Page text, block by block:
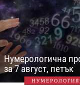
Нумерологична
за 7 август, петък
НУМЕРОЛОГИЯ